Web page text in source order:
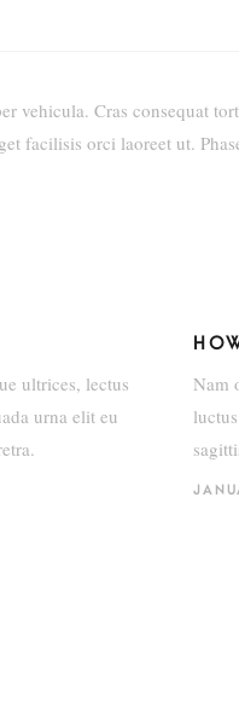
vehicula. Cras consequat
facilisis orci laoreet ut.
ultrices, lectus
urna elit eu
Nam